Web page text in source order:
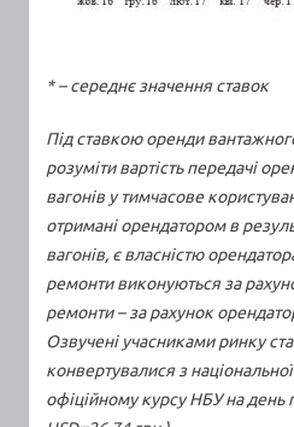
* – середнє значення ставок
Під ставкою оренди
розуміти вартість передачі
вагонів у тимчасове
отримані орендатором в
вагонів, є власністю
ремонти виконуються за
ремонти – за рахунок
Озвучені учасниками ринку
конвертувалися з
офіційному курсу НБУ на день